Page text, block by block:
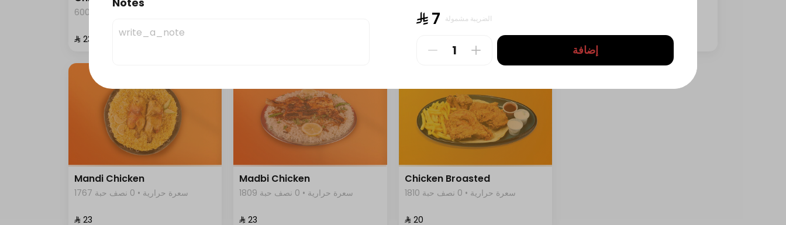
⁨⁦‪‬ 23⁩ ⁨⁦‪‬ 24⁩
Mandi Chicken
1767 سعرة حرارية • 0 نصف حبة
⁨⁦‪‬ 23⁩
Madbi Chicken
1809 سعرة حرارية • 0 نصف حبة
⁨⁦‪‬ 23⁩
Chicken Broasted
1810 سعرة حرارية • 0 نصف حبة
⁨⁦‪‬ 20⁩
⁨⁦‪‬ 7⁩ الضريبة مشمولة
إضافة